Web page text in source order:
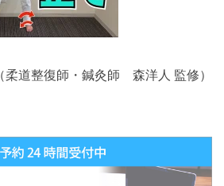
（柔道整復師・鍼灸師 森洋人 監修）